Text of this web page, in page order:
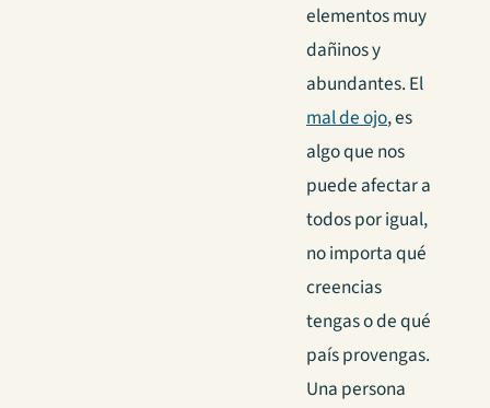
elementos muy
dañinos y
abundantes. El
mal de ojo, es
algo que nos
puede afectar a
todos por igual,
no importa qué
creencias
tengas o de qué
país provengas.
Una persona